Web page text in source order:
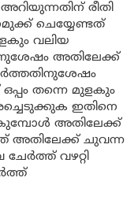
രീതി
ചെയ്യേണ്ടത്
വലിയ
അതിലേക്ക്
ഒപ്പം തന്നെ മുളകും
ഇതിനെ
അതിലേക്ക്
അതിലേക്ക് ചുവന്ന
വഴറ്റി